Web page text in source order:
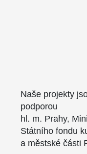
Naše projekty
podporou
hl. m. Prahy,
Státního fondu
a městské části